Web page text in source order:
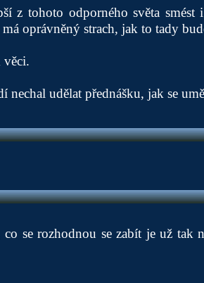
z tohoto odporného světa
oprávněný strach, jak to tady
věci.
nechal udělat přednášku, jak se
co se rozhodnou se zabít je už tak